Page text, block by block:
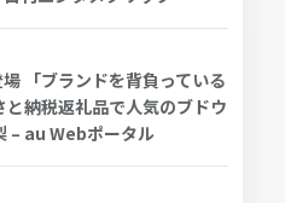
「ブランドを背負っている
納税返礼品で人気のブドウ
– au Webポータル